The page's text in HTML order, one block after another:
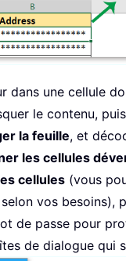
dans une cellule
le contenu,
la feuille, et
les cellules
cellules (vous
vos besoins),
de passe pour
de dialogue qui